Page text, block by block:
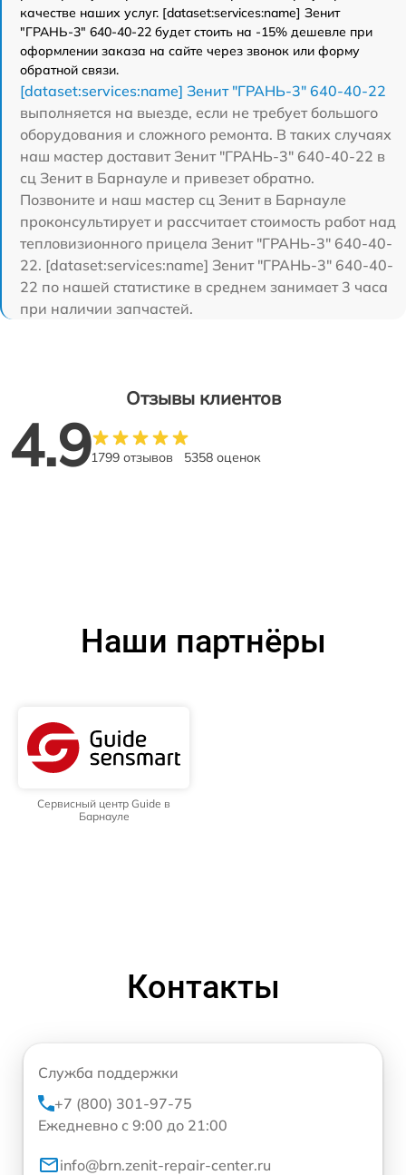
качестве наших услуг. [dataset:services:name] Зенит
"ГРАНЬ-3" 640-40-22 будет стоить на -15% дешевле при
оформлении заказа на сайте через звонок или форму
обратной связи.
[dataset:services:name] Зенит "ГРАНЬ-3" 640-40-22
выполняется на выезде, если не требует большого
оборудования и сложного ремонта. В таких случаях
наш мастер доставит Зенит "ГРАНЬ-3" 640-40-22 в
сц Зенит в Барнауле и привезет обратно.
Позвоните и наш мастер сц Зенит в Барнауле
проконсультирует и рассчитает стоимость работ над
тепловизионного прицела Зенит "ГРАНЬ-3" 640-40-
22. [dataset:services:name] Зенит "ГРАНЬ-3" 640-40-
22 по нашей статистике в среднем занимает 3 часа
при наличии запчастей.
Отзывы клиентов
4.91799 отзывов 5358 оценок
Наши партнёры
Сервисный центр Guide в
Барнауле
Контакты
Служба поддержки
+7 (800) 301-97-75
Ежедневно с 9:00 до 21:00
info@brn.zenit-repair-center.ru